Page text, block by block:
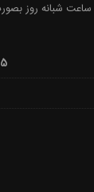
شرکت عمران سریر بصورت 24 ساعت
7:15